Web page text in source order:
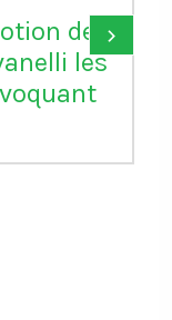
de
les
›